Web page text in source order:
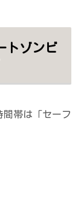
トゾンビ
間帯は「セーフ